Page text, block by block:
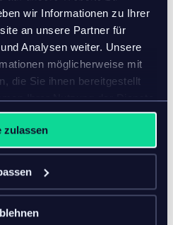
wir Informationen zu Ihrer
an unsere Partner für
Analysen weiter. Unsere
möglicherweise mit
die Sie ihnen bereitgestellt
Ihrer Nutzung der Dienste
zulassen
zur Optimierung von PIM-
Erkenntnisse zur
und Optimierung der
für Monitoring und
digitalen Regal
und Skalierung zur